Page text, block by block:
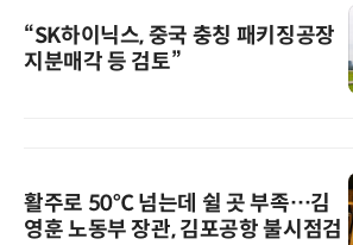
“SK하이닉스, 중국 충칭 패키징공장
지분매각 등 검토”
활주로 50℃ 넘는데 쉴 곳 부족…김
영훈 노동부 장관, 김포공항 불시점검